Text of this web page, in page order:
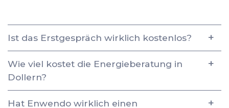
Ist das Erstgespräch wirklich kostenlos?
Wie viel kostet die Energieberatung in
Dollern?
Hat Enwendo wirklich einen